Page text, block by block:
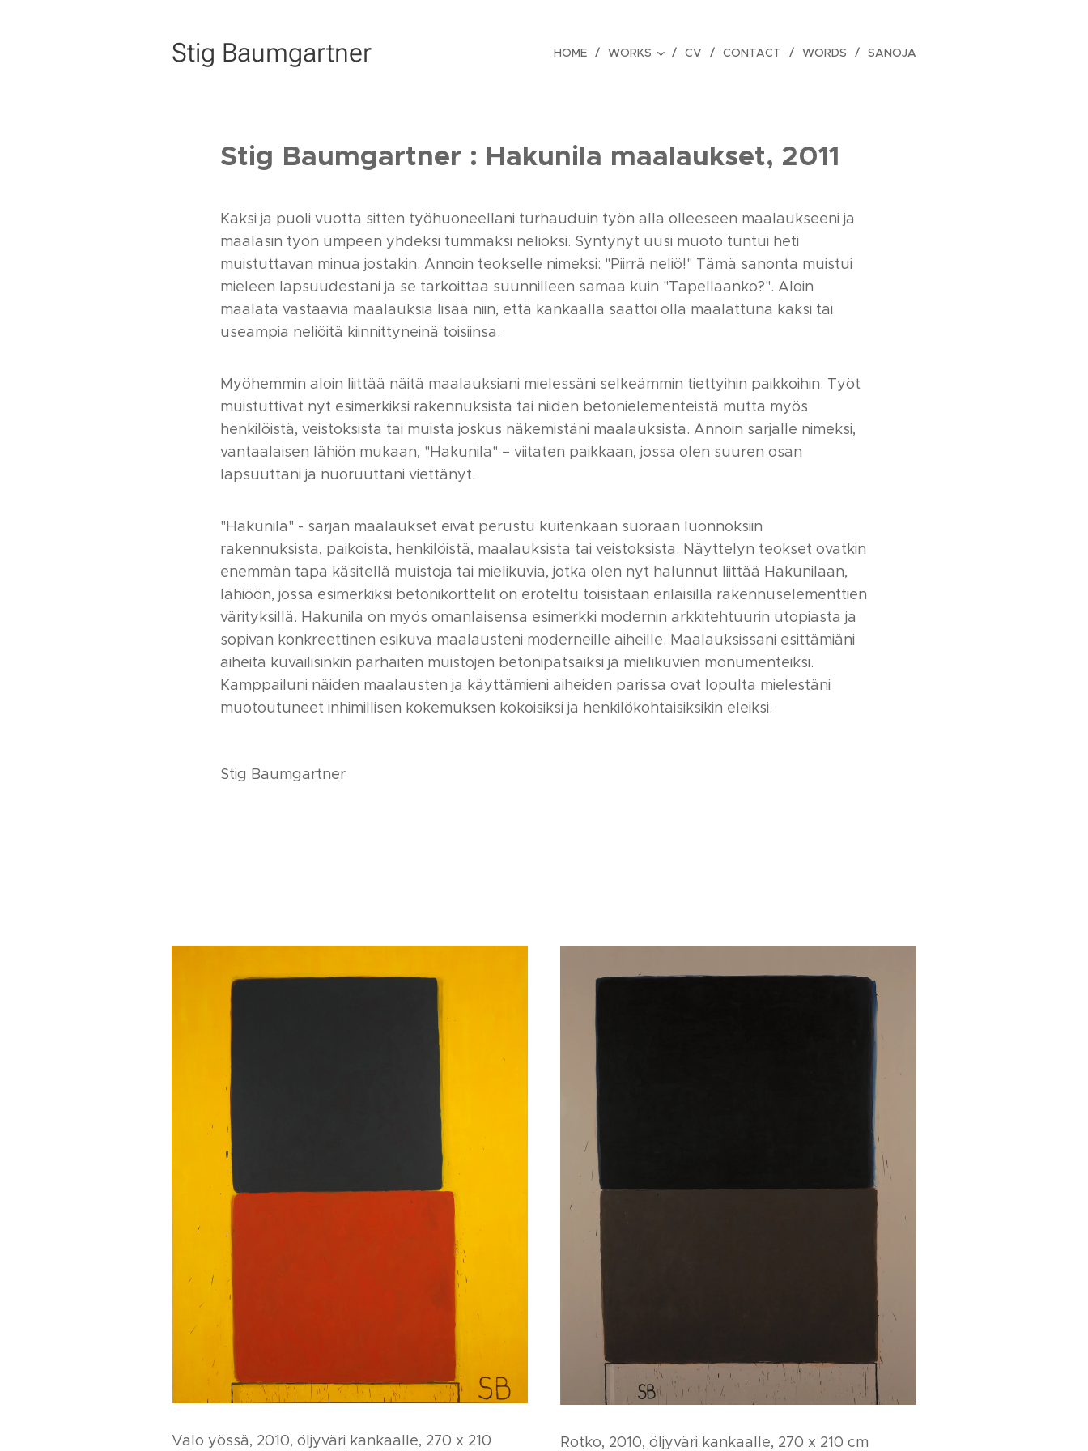
Stig Baumgartner HOME WORKS CV CONTACT WORDS SANOJA
Stig Baumgartner : Hakunila maalaukset, 2011
Kaksi ja puoli vuotta sitten työhuoneellani turhauduin työn alla olleeseen maalaukseeni ja
maalasin työn umpeen yhdeksi tummaksi neliöksi. Syntynyt uusi muoto tuntui heti
muistuttavan minua jostakin. Annoin teokselle nimeksi: "Piirrä neliö!" Tämä sanonta muistui
mieleen lapsuudestani ja se tarkoittaa suunnilleen samaa kuin "Tapellaanko?". Aloin
maalata vastaavia maalauksia lisää niin, että kankaalla saattoi olla maalattuna kaksi tai
useampia neliöitä kiinnittyneinä toisiinsa.
Myöhemmin aloin liittää näitä maalauksiani mielessäni selkeämmin tiettyihin paikkoihin. Työt
muistuttivat nyt esimerkiksi rakennuksista tai niiden betonielementeistä mutta myös
henkilöistä, veistoksista tai muista joskus näkemistäni maalauksista. Annoin sarjalle nimeksi,
vantaalaisen lähiön mukaan, "Hakunila" – viitaten paikkaan, jossa olen suuren osan
lapsuuttani ja nuoruuttani viettänyt.
"Hakunila" - sarjan maalaukset eivät perustu kuitenkaan suoraan luonnoksiin
rakennuksista, paikoista, henkilöistä, maalauksista tai veistoksista. Näyttelyn teokset ovatkin
enemmän tapa käsitellä muistoja tai mielikuvia, jotka olen nyt halunnut liittää Hakunilaan,
lähiöön, jossa esimerkiksi betonikorttelit on eroteltu toisistaan erilaisilla rakennuselementtien
värityksillä. Hakunila on myös omanlaisensa esimerkki modernin arkkitehtuurin utopiasta ja
sopivan konkreettinen esikuva maalausteni moderneille aiheille. Maalauksissani esittämiäni
aiheita kuvailisinkin parhaiten muistojen betonipatsaiksi ja mielikuvien monumenteiksi.
Kamppailuni näiden maalausten ja käyttämieni aiheiden parissa ovat lopulta mielestäni
muotoutuneet inhimillisen kokemuksen kokoisiksi ja henkilökohtaisiksikin eleiksi.
Stig Baumgartner
Valo yössä, 2010, öljyväri kankaalle, 270 x 210 Rotko, 2010, öljyväri kankaalle, 270 x 210 cm